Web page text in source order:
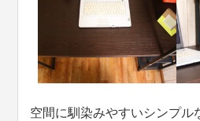
空間に馴染みやすいシンプル